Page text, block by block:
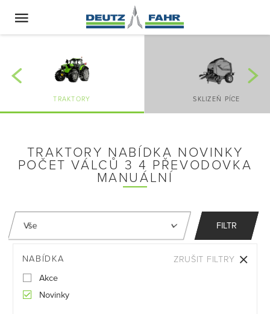
TRAKTORY SKLIZEŇ PÍCE
TRAKTORY NABÍDKA NOVINKY
POČET VÁLCŮ 3 4 PŘEVODOVKA
MANUÁLNÍ
FILTR
NABÍDKA
Akce
Novinky
ZRUŠIT FILTRY